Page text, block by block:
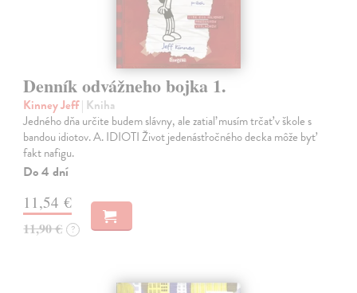
Denník odvážneho bojka 1.
Kinney Jeff| Kniha
Jedného dňa určite budem slávny, ale zatiaľ musím trčať v škole s
bandou idiotov. A. IDIOTI Život jedenásťročného decka môže byť
fakt nafigu.
Do 4 dní
11,54 €
11,90 € ?